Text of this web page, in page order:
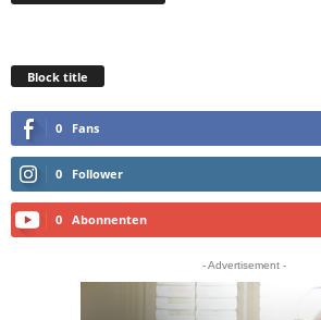
Block title
0 Fans
0 Follower
0 Abonnenten
- Advertisement -